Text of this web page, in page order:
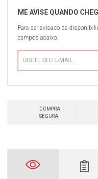
Para ser avisado da
campos abaixo.
COMPRA
SEGURA